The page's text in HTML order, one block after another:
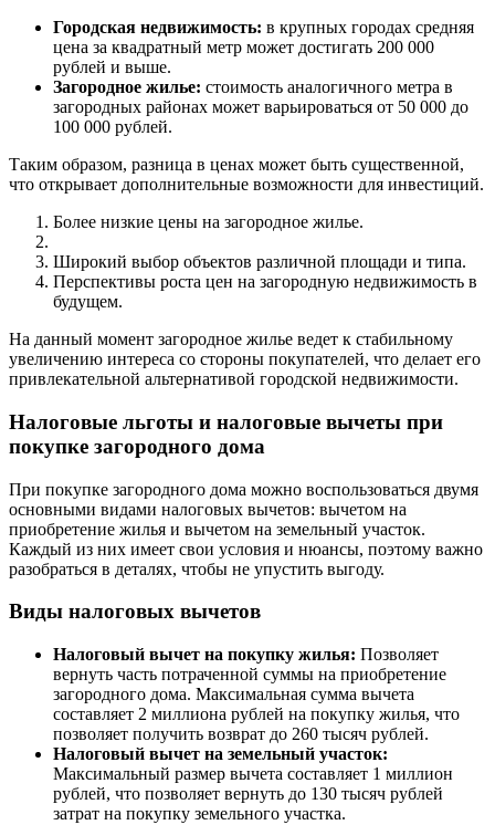
Городская недвижимость: в крупных городах средняя
цена за квадратный метр может достигать 200 000
рублей и выше.
Загородное жилье: стоимость аналогичного метра в
загородных районах может варьироваться от 50 000 до
100 000 рублей.
Таким образом, разница в ценах может быть существенной,
что открывает дополнительные возможности для инвестиций.
Более низкие цены на загородное жилье.
Широкий выбор объектов различной площади и типа.
Перспективы роста цен на загородную недвижимость в
будущем.
На данный момент загородное жилье ведет к стабильному
увеличению интереса со стороны покупателей, что делает его
привлекательной альтернативой городской недвижимости.
Налоговые льготы и налоговые вычеты при
покупке загородного дома
При покупке загородного дома можно воспользоваться двумя
основными видами налоговых вычетов: вычетом на
приобретение жилья и вычетом на земельный участок.
Каждый из них имеет свои условия и нюансы, поэтому важно
разобраться в деталях, чтобы не упустить выгоду.
Виды налоговых вычетов
Налоговый вычет на покупку жилья: Позволяет
вернуть часть потраченной суммы на приобретение
загородного дома. Максимальная сумма вычета
составляет 2 миллиона рублей на покупку жилья, что
позволяет получить возврат до 260 тысяч рублей.
Налоговый вычет на земельный участок:
Максимальный размер вычета составляет 1 миллион
рублей, что позволяет вернуть до 130 тысяч рублей
затрат на покупку земельного участка.